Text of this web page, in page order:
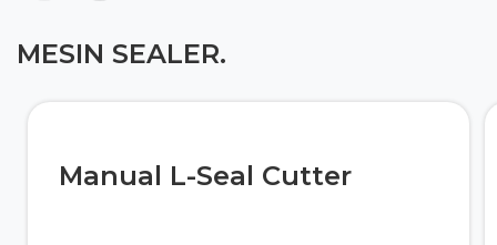
MESIN SEALER.
Manual L-Seal Cutter